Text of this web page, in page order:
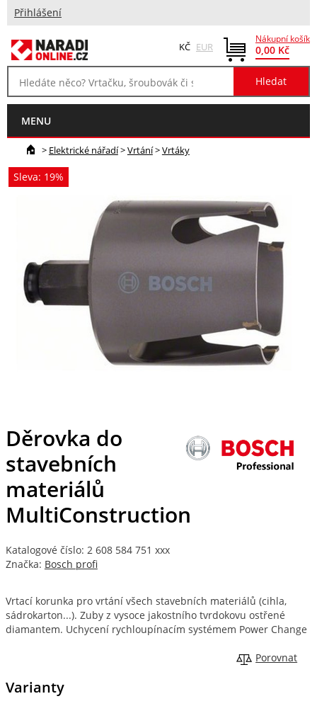
Přihlášení
Nákupní košík
0,00 Kč
KČ EUR
MENU
> Elektrické nářadí>Vrtání>Vrtáky
Sleva: 19%
Děrovka do
stavebních
materiálů
MultiConstruction
Katalogové číslo: 2 608 584 751 xxx
Značka: Bosch profi
Vrtací korunka pro vrtání všech stavebních materiálů (cihla,
sádrokarton...). Zuby z vysoce jakostního tvrdokovu ostřené
diamantem. Uchycení rychloupínacím systémem Power Change
Porovnat
Varianty